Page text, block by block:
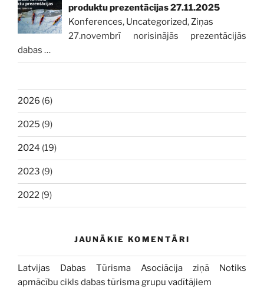
produktu prezentācijas 27.11.2025
Konferences, Uncategorized,Ziņas
27.novembrī norisinājās prezentācijās
dabas …
2026 (6)
2025 (9)
2024 (19)
2023 (9)
2022 (9)
JAUNĀKIE KOMENTĀRI
Latvijas Dabas Tūrisma Asociācija ziņā Notiks
apmācību cikls dabas tūrisma grupu vadītājiem